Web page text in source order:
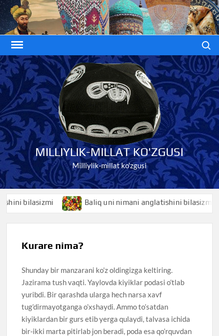
Skip
to
content
MILLIYLIK-MILLAT KO'ZGUSI
Milliylik-millat ko'zgusi
bilasizmi Baliq uni nimani anglatishini bilasizmi
Kurare nima?
Shunday bir manzarani ko’z oldingizga keltiring.
Jazirama tush vaqti. Yaylovda kiyiklar podasi o’tlab
yuribdi. Bir qarashda ularga hech narsa xavf
tug’dirmayotganga o’xshaydi. Ammo to’satdan
kiyiklardan bir gurs etib yerga qulaydi, talvasa ichida
bir-ikki marta pitirlab jon beradi, poda esa qo’rquvdan